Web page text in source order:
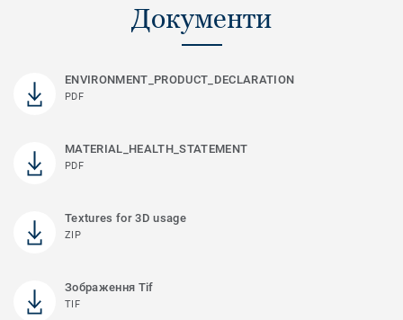
Документи
ENVIRONMENT_PRODUCT_DECLARATION
PDF
MATERIAL_HEALTH_STATEMENT
PDF
Textures for 3D usage
ZIP
Зображення Tif
TIF